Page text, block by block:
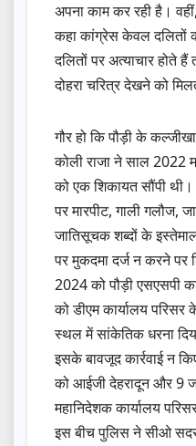
अपना काम कर रही है।
कहा कांग्रेस केवल दलितों
दलितों पर अत्याचार होते
दोहरा चरित्र देखने को
गौर हो कि पौड़ी के
कोली राजा ने साल 2022
को एक शिकायत सौंपी
पर मारपीट, गाली गलौज,
जातिसूचक शब्दों के
पर मुकदमा दर्ज न करने पर
2024 को पौड़ी एसएसपी
को डीएम कार्यालय परिसर
स्थल में सांकेतिक धरना
इसके बावजूद कार्रवाई न
को आईजी देहरादून और 9
महानिदेशक कार्यालय
इस बीच पुलिस ने सीओ